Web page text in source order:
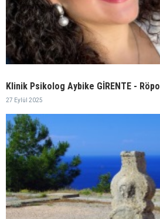
Klinik Psikolog Aybike GİRENTE -
27 Eylül 2025